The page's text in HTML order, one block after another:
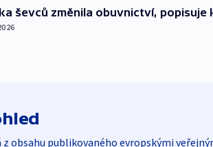
ševců změnila obuvnictví, popisuje
z obsahu publikovaného evropskými